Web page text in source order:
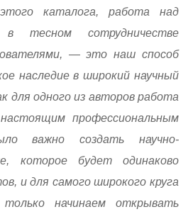
каталога, работа над
тесном сотрудничестве
— это наш способ
наследие в широкий научный
для одного из авторов работа
профессиональным
важно создать научно-
которое будет одинаково
и для самого широкого круга
начинаем открывать